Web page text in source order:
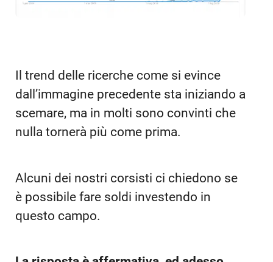
Il trend delle ricerche come si evince
dall’immagine precedente sta iniziando a
scemare, ma in molti sono convinti che
nulla tornerà più come prima.
Alcuni dei nostri corsisti ci chiedono se
è possibile fare soldi investendo in
questo campo.